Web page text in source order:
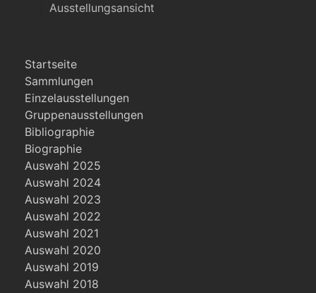
Ausstellungsansicht
Startseite
Sammlungen
Einzelausstellungen
Gruppenausstellungen
Bibliographie
Biographie
Auswahl 2025
Auswahl 2024
Auswahl 2023
Auswahl 2022
Auswahl 2021
Auswahl 2020
Auswahl 2019
Auswahl 2018